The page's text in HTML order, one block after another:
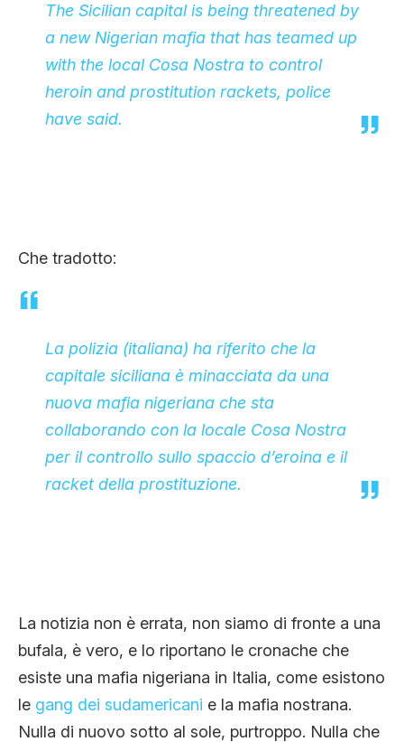
The Sicilian capital is being threatened by
a new Nigerian mafia that has teamed up
with the local Cosa Nostra to control
heroin and prostitution rackets, police
have said.
Che tradotto:
La polizia (italiana) ha riferito che la
capitale siciliana è minacciata da una
nuova mafia nigeriana che sta
collaborando con la locale Cosa Nostra
per il controllo sullo spaccio d’eroina e il
racket della prostituzione.
La notizia non è errata, non siamo di fronte a una
bufala, è vero, e lo riportano le cronache che
esiste una mafia nigeriana in Italia, come esistono
le gang dei sudamericani e la mafia nostrana.
Nulla di nuovo sotto al sole, purtroppo. Nulla che